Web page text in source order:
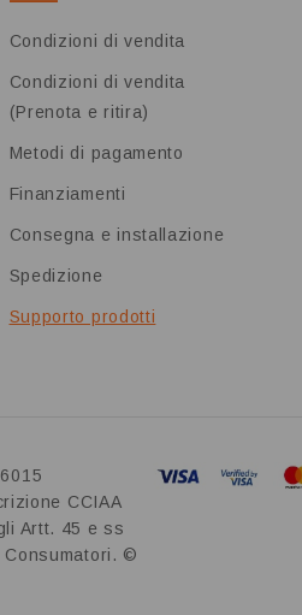
Condizioni di vendita
Condizioni di vendita
(Prenota e ritira)
Metodi di pagamento
Finanziamenti
Consegna e installazione
Spedizione
Supporto prodotti
CCIAA
Artt. 45 e ss
Consumatori. ©